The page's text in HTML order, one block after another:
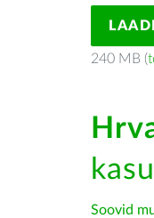
240 MB (
Soovid